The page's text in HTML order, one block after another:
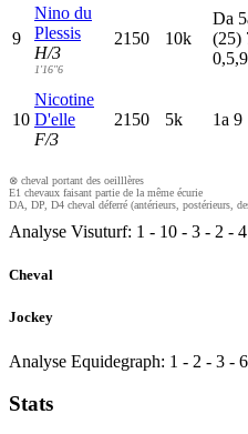
9
Nino du
Plessis
H/3
1'16"6
2150 10k
Da 5
(25)
10
Nicotine
D'elle
F/3
2150 5k 1a 9
⊗ cheval portant des oeilllères
E1 chevaux faisant partie de la même écurie
DA, DP, D4 cheval déferré (antérieurs, postérieurs,
Analyse Visuturf: 1 - 10 - 3 - 2 - 4
Cheval
Jockey
Analyse Equidegraph: 1 - 2 - 3 - 6
Stats